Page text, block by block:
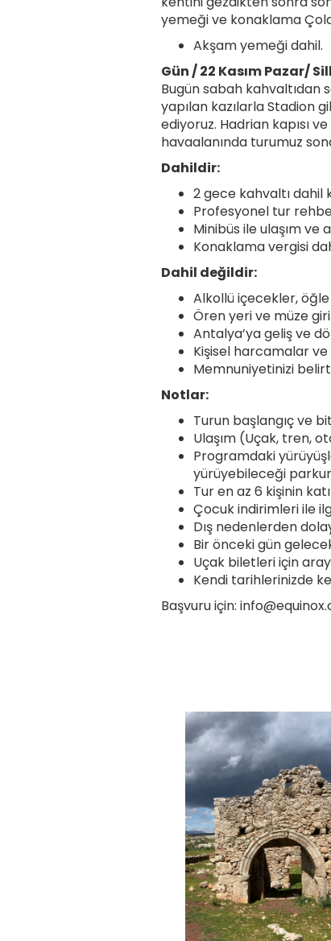
yemeği ve konaklama
Akşam yemeği dahil.
Gün / 22 Kasım Pazar/
Bugün sabah kahvaltıdan
yapılan kazılarla Stadion
ediyoruz. Hadrian kapısı
havaalanında turumuz
Dahildir:
2 gece kahvaltı dahil
Profesyonel tur
Minibüs ile ulaşım
Konaklama vergisi
Dahil değildir:
Alkollü içecekler,
Ören yeri ve müze
Antalya’ya geliş ve
Kişisel harcamalar
Memnuniyetinizi
Notlar:
Turun başlangıç ve
Ulaşım (Uçak, tren,
Programdaki
yürüyebileceği
Tur en az 6 kişinin
Çocuk indirimleri ile
Dış nedenlerden
Bir önceki gün
Uçak biletleri için
Kendi tarihlerinizde
Başvuru için: